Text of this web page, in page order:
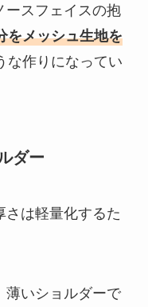
ースフェイスの抱
をメッシュ生地を
な作りになってい
ダー
さは軽量化するた
薄いショルダーで